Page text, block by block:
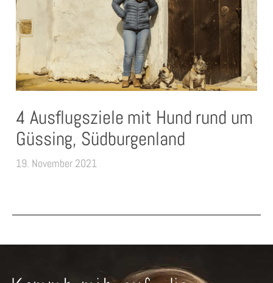
4 Ausflugsziele mit Hund rund um
Güssing, Südburgenland
19. November 2021